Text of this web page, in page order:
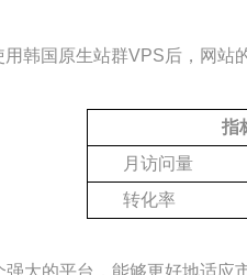
韩国原生站群VPS后，网
指
月访问量
转化率
大的平台，能够更好地适应